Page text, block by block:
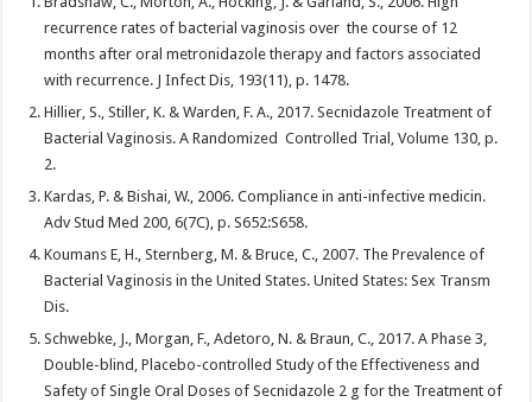
recurrence rates of bacterial vaginosis over the course of 12
months after oral metronidazole therapy and factors associated
with recurrence. J Infect Dis, 193(11), p. 1478.
Hillier, S., Stiller, K. & Warden, F. A., 2017. Secnidazole Treatment of
Bacterial Vaginosis. A Randomized Controlled Trial, Volume 130, p.
2.
Kardas, P. & Bishai, W., 2006. Compliance in anti-infective medicin.
Adv Stud Med 200, 6(7C), p. S652:S658.
Koumans E, H., Sternberg, M. & Bruce, C., 2007. The Prevalence of
Bacterial Vaginosis in the United States. United States: Sex Transm
Dis.
Schwebke, J., Morgan, F., Adetoro, N. & Braun, C., 2017. A Phase 3,
Double-blind, Placebo-controlled Study of the Effectiveness and
Safety of Single Oral Doses of Secnidazole 2 g for the Treatment of